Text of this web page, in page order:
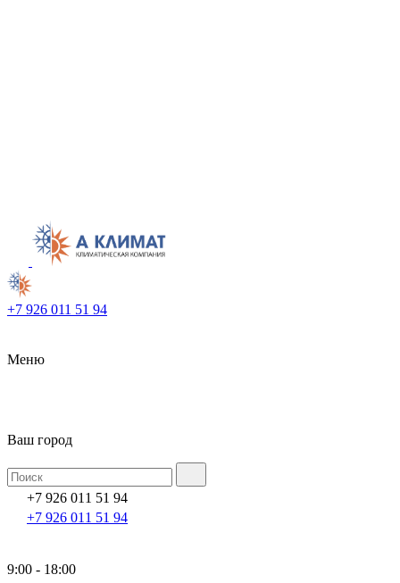
+7 926 011 51 94
Меню
Ваш город
+7 926 011 51 94
+7 926 011 51 94
9:00 - 18:00